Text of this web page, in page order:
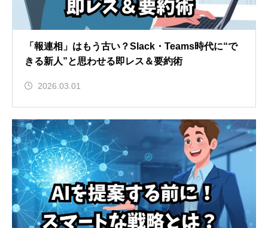
「報連相」はもう古い？Slack・Teams時代に“で
きる新人”と思わせる即レス＆要約術
2026.03.01